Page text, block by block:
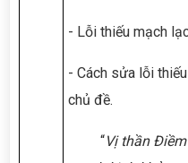
- Lỗi thiếu mạch
- Cách sửa lỗi
chủ đề.
“Vị thần